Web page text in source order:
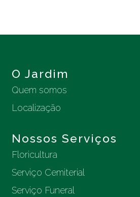
O Jardim
Quem somos
Localização
Nossos Serviços
Floricultura
Serviço Cemiterial
Serviço Funeral